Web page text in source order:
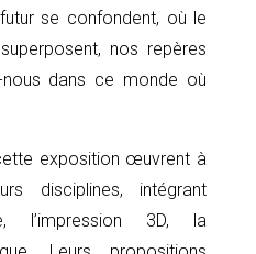
se confondent, où le
nos repères
nous dans ce monde où
exposition œuvrent à
disciplines, intégrant
l’impression 3D, la